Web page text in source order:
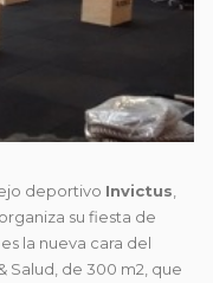
deportivo Invictus,
su fiesta de
la nueva cara del
Salud, de 300 m2, que